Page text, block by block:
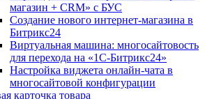
магазин + CRM» с БУС
Создание нового интернет-магазина в
Битрикс24
Виртуальная машина: многосайтовость
для перехода на «1С-Битрикс24»
Настройка виджета онлайн-чата в
многосайтовой конфигурации
карточка товара